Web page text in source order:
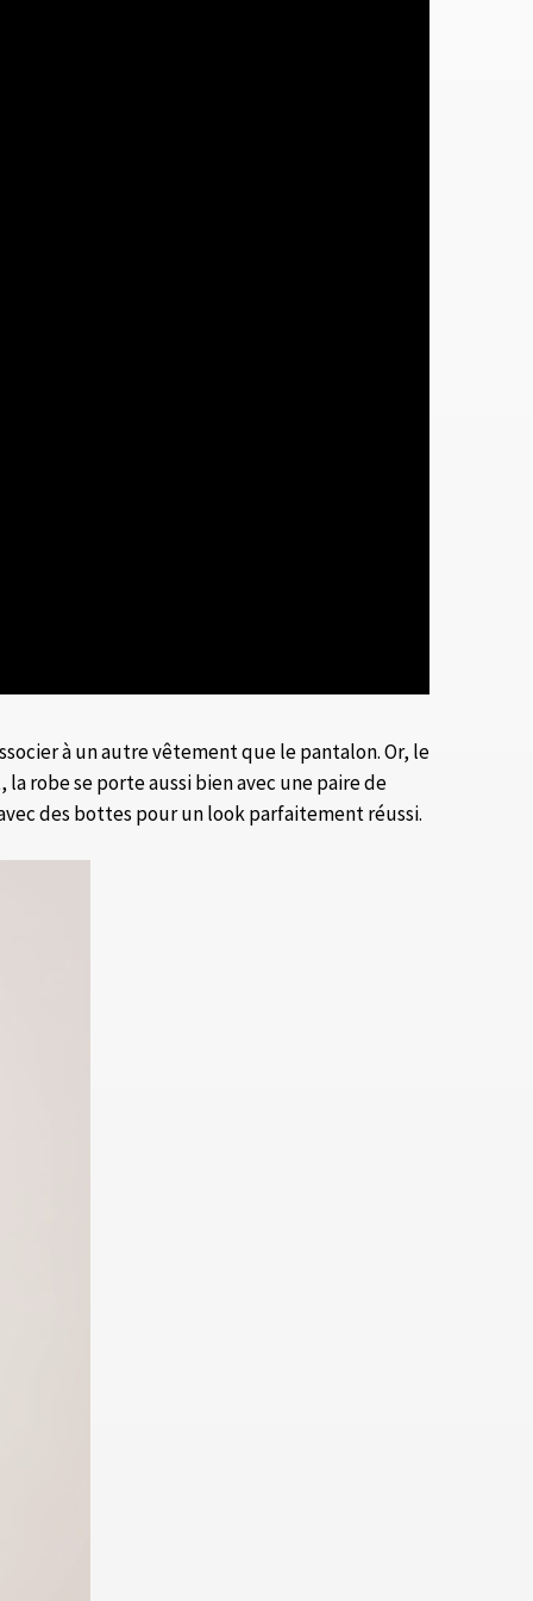
à un autre vêtement que le pantalon. Or, le
robe se porte aussi bien avec une paire de
des bottes pour un look parfaitement réussi.